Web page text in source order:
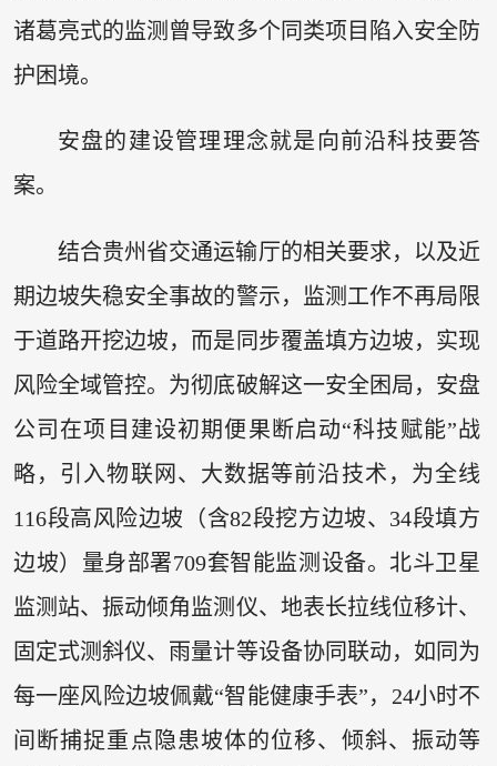
诸葛亮式的监测曾导致多个同类项目陷入安全防
护困境。
安盘的建设管理理念就是向前沿科技要答
案。
结合贵州省交通运输厅的相关要求，以及近
期边坡失稳安全事故的警示，监测工作不再局限
于道路开挖边坡，而是同步覆盖填方边坡，实现
风险全域管控。为彻底破解这一安全困局，安盘
公司在项目建设初期便果断启动“科技赋能”战
略，引入物联网、大数据等前沿技术，为全线
116段高风险边坡（含82段挖方边坡、34段填方
边坡）量身部署709套智能监测设备。北斗卫星
监测站、振动倾角监测仪、地表长拉线位移计、
固定式测斜仪、雨量计等设备协同联动，如同为
每一座风险边坡佩戴“智能健康手表”，24小时不
间断捕捉重点隐患坡体的位移、倾斜、振动等